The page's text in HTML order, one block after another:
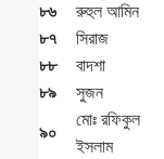
৮৬
রুহুল আমিন
৮৭
সিরাজ
৮৮
বাদশা
৮৯
সুজন
৯০
মোঃ রফিকুল
ইসলাম